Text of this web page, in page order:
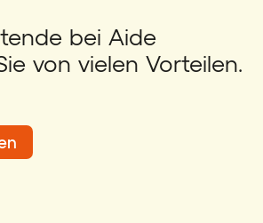
bei Aide
von vielen Vorteilen.